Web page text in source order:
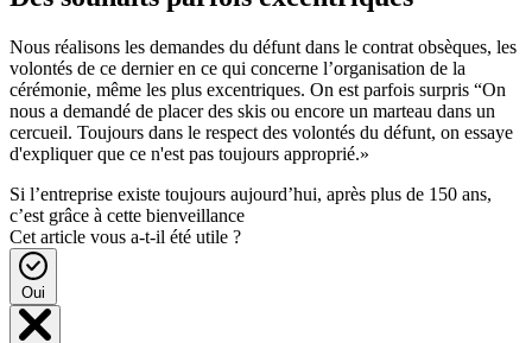
Nous réalisons les demandes du défunt dans le contrat obsèques, les
volontés de ce dernier en ce qui concerne l’organisation de la
cérémonie, même les plus excentriques. On est parfois surpris “On
nous a demandé de placer des skis ou encore un marteau dans un
cercueil. Toujours dans le respect des volontés du défunt, on essaye
d'expliquer que ce n'est pas toujours approprié.»
Si l’entreprise existe toujours aujourd’hui, après plus de 150 ans,
c’est grâce à cette bienveillance
Cet article vous a-t-il été utile ?
Oui